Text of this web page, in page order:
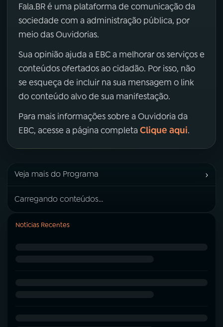
Fala.BR é uma plataforma de comunicação da
sociedade com a administração pública, por
meio das Ouvidorias.
Sua opinião ajuda a EBC a melhorar os serviços e
conteúdos ofertados ao cidadão. Por isso, não
se esqueça de incluir na sua mensagem o link
do conteúdo alvo de sua manifestação.
Para mais informações sobre a Ouvidoria da
EBC, acesse a página completa Clique aqui.
Veja mais do Programa ›
Carregando conteúdos...
Notícias Recentes